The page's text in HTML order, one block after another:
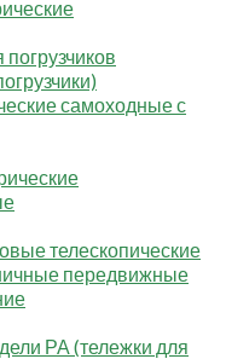
самоходные с
телескопические
передвижные
РА (тележки для